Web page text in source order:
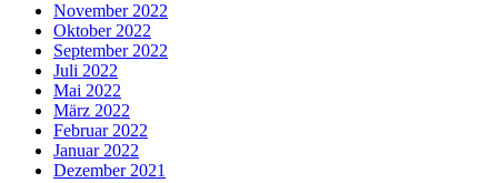
November 2022
Oktober 2022
September 2022
Juli 2022
Mai 2022
März 2022
Februar 2022
Januar 2022
Dezember 2021